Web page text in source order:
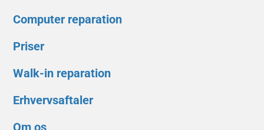
Computer reparation
Priser
Walk-in reparation
Erhvervsaftaler
Om os